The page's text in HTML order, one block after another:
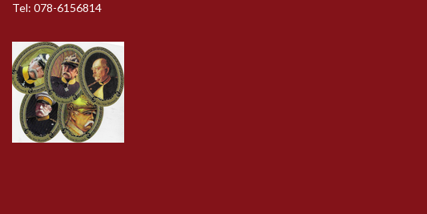
Tel: 078-6156814